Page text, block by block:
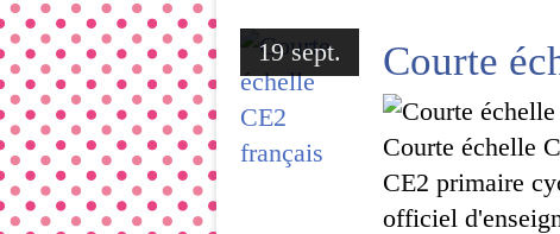
19 sept. Courte
Courte échelle
CE2 primaire
officiel